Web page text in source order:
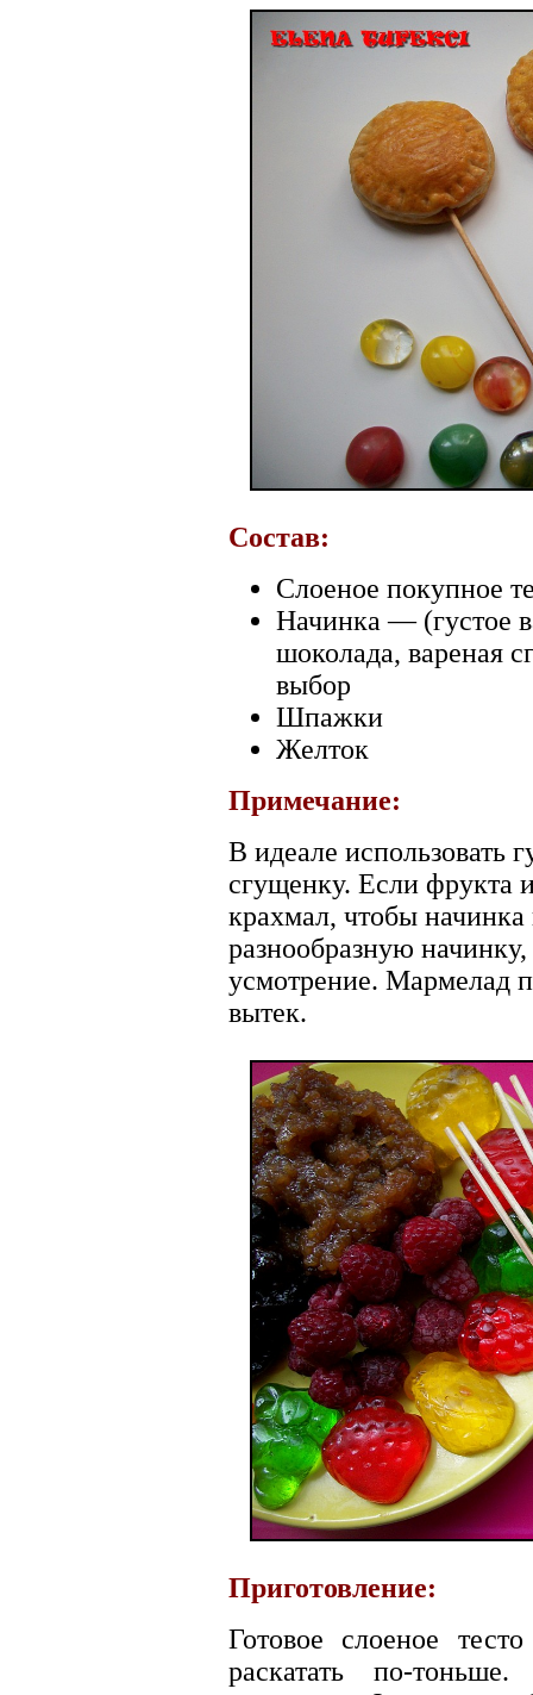
Состав:
Слоеное покупное
Начинка — (густое
шоколада, вареная
выбор
Шпажки
Желток
Примечание:
В идеале использовать
сгущенку. Если фрукта
крахмал, чтобы
разнообразную
усмотрение. Мармелад
вытек.
Приготовление:
Готовое слоеное
раскатать по-